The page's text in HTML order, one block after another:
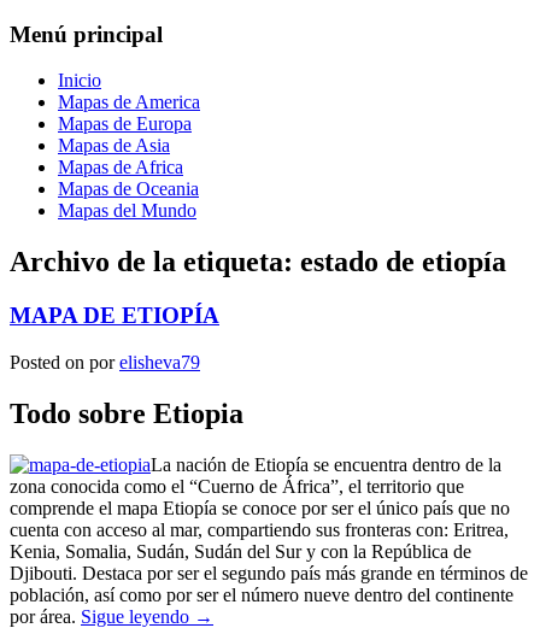
Menú principal
Inicio
Mapas de America
Mapas de Europa
Mapas de Asia
Mapas de Africa
Mapas de Oceania
Mapas del Mundo
Archivo de la etiqueta: estado de etiopía
MAPA DE ETIOPÍA
Posted on porelisheva79
Todo sobre Etiopia
La nación de Etiopía se encuentra dentro de la
zona conocida como el “Cuerno de África”, el territorio que
comprende el mapa Etiopía se conoce por ser el único país que no
cuenta con acceso al mar, compartiendo sus fronteras con: Eritrea,
Kenia, Somalia, Sudán, Sudán del Sur y con la República de
Djibouti. Destaca por ser el segundo país más grande en términos de
población, así como por ser el número nueve dentro del continente
por área. Sigue leyendo →